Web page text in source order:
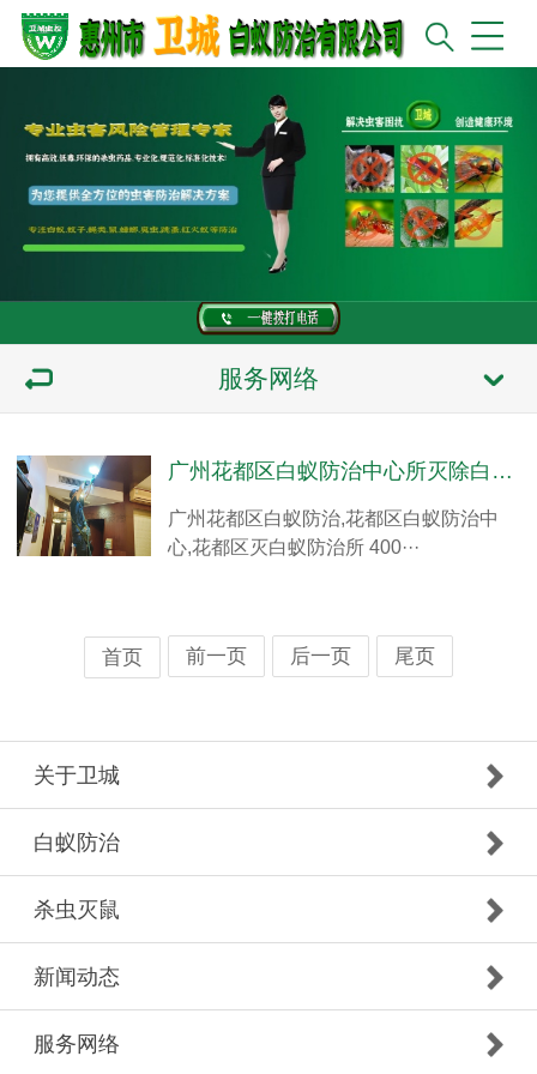
服务网络
广州花都区白蚁防治中心所灭除白蚁公司【权威白蚁防治机构】携高端白蚁检测设备上门检查灭治
广州花都区白蚁防治,花都区白蚁防治中
心,花都区灭白蚁防治所 400···
首页 前一页 后一页 尾页
关于卫城
白蚁防治
杀虫灭鼠
新闻动态
服务网络